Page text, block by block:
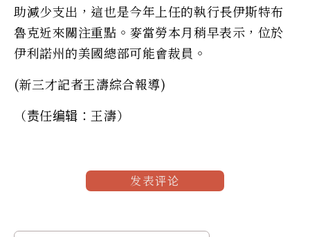
助減少支出，這也是今年上任的執行長伊斯特布
魯克近來關注重點。麥當勞本月稍早表示，位於
伊利諾州的美國總部可能會裁員。
(新三才記者王濤綜合報導)
（责任编辑：王濤）
发表评论